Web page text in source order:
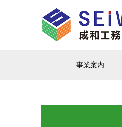
事業案内